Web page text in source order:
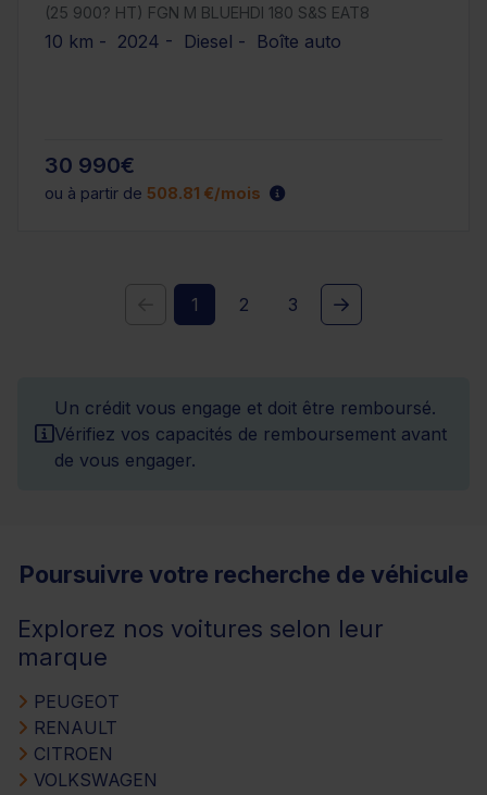
(25 900? HT) FGN M BLUEHDI 180 S&S EAT8
10 km - 2024 - Diesel - Boîte auto
30 990€
ou à partir de 508.81 €/mois
1 2 3
Un crédit vous engage et doit être remboursé.
Vérifiez vos capacités de remboursement avant
de vous engager.
Poursuivre votre recherche de véhicule
Explorez nos voitures selon leur
marque
PEUGEOT
RENAULT
CITROEN
VOLKSWAGEN